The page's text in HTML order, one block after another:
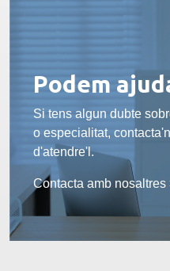
Podem
Si tens algun dubte
o especialitat,
d'atendre'l.
Contacta amb nosaltres